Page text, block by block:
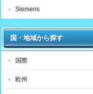
Siemens
国・地域から探す
国際
欧州